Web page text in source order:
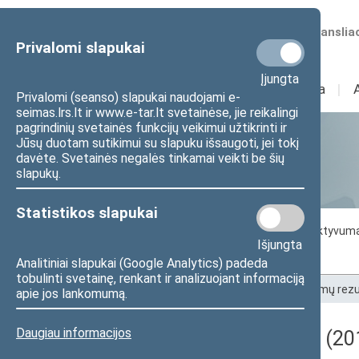
Privalomi slapukai
Įjungta
Privalomi (seanso) slapukai naudojami e-
seimas.lrs.lt ir www.e-tar.lt svetainėse, jie reikalingi
pagrindinių svetainės funkcijų veikimui užtikrinti ir
Jūsų duotam sutikimui su slapuku išsaugoti, jei tokį
davėte. Svetainės negalės tinkamai veikti be šių
slapukų.
Statistikos slapukai
Išjungta
Analitiniai slapukai (Google Analytics) padeda
tobulinti svetainę, renkant ir analizuojant informaciją
apie jos lankomumą.
Daugiau informacijos
Numatomos
Sudėtis Veikla I
Statistika
Seimo narių
Seimo narių balsavimų rezultatai
Pradžia Seimo narių balsavimų
Darbotvarkės klausimas